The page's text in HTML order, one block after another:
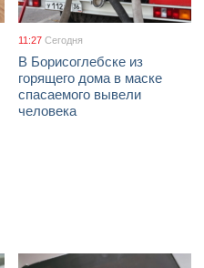
11:27 Сегодня
В Борисоглебске из
горящего дома в маске
спасаемого вывели
человека